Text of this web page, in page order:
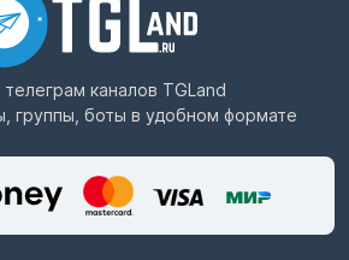
телеграм каналов TGLand
группы, боты в удобном формате